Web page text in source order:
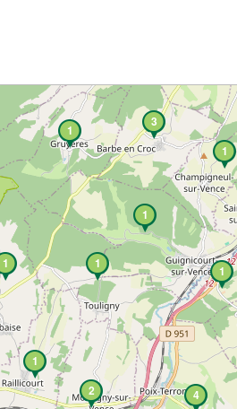
1
1
1
1
3
2 4
1
1 1